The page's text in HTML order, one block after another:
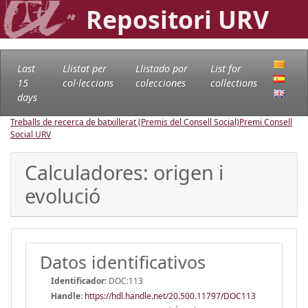
Repositori URV
Last
15
days
Llistat per
col·leccions
Llistado por
colecciones
List for
collections
Treballs de recerca de batxillerat (Premis del Consell Social)Premi Consell
Social URV
Calculadores: origen i
evolució
Datos identificativos
Identificador: DOC:113
Handle: https://hdl.handle.net/20.500.11797/DOC113